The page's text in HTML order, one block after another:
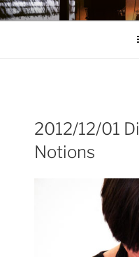
Hoppa
till
ANN ROSÉN
2012/12/01
Notions